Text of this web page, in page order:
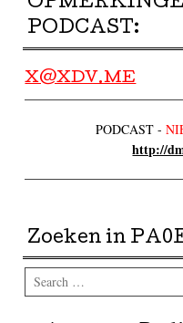
PODCAST:
X@XDV.ME
PODCAST -
http://
Zoeken in
Search